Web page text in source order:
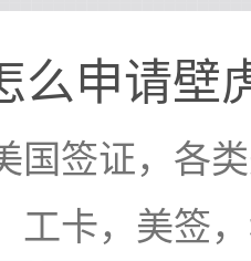
么申请壁
国签证，各
工卡，美签